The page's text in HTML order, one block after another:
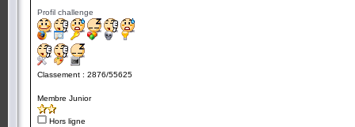
Profil challenge
Classement : 2876/55625
Membre Junior
Hors ligne